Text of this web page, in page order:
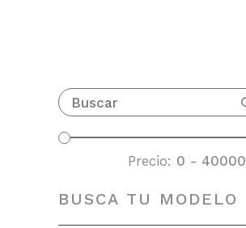
Precio: 0 - 40000
BUSCA TU MODELO